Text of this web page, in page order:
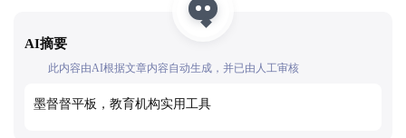
AI摘要
此内容由AI根据文章内容自动生成，并已由人工审核
墨督督平板，教育机构实用工具